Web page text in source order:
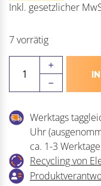
Inkl. gesetzlicher
7 vorrätig
Standard/Snello
Antirutschmatten
Werktags
Uhr
ca. 1-3 Werktage
Recycling von